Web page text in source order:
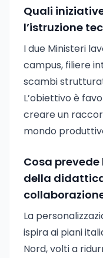
Quali
l’istruzione
I due Ministeri
campus, filiere
scambi
L’obiettivo è
creare un
mondo
Cosa
della
La
ispira ai piani
Nord, volti a